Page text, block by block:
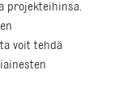
projekteihinsa.
voit tehdä